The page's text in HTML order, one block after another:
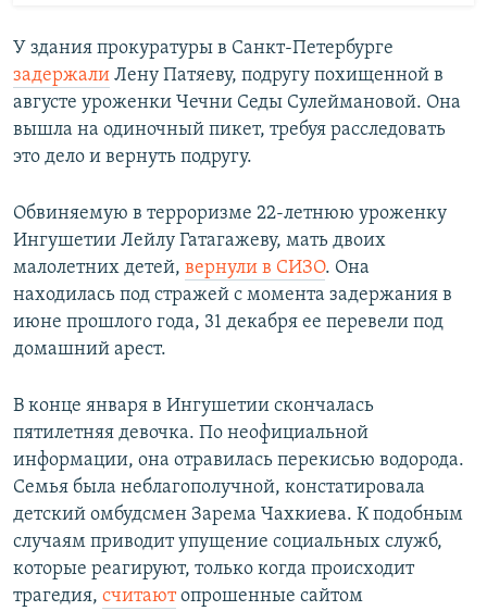
У здания прокуратуры в Санкт-Петербурге
задержали Лену Патяеву, подругу похищенной в
августе уроженки Чечни Седы Сулеймановой. Она
вышла на одиночный пикет, требуя расследовать
это дело и вернуть подругу.
Обвиняемую в терроризме 22-летнюю уроженку
Ингушетии Лейлу Гатагажеву, мать двоих
малолетних детей, вернули в СИЗО. Она
находилась под стражей с момента задержания в
июне прошлого года, 31 декабря ее перевели под
домашний арест.
В конце января в Ингушетии скончалась
пятилетняя девочка. По неофициальной
информации, она отравилась перекисью водорода.
Семья была неблагополучной, констатировала
детский омбудсмен Зарема Чахкиева. К подобным
случаям приводит упущение социальных служб,
которые реагируют, только когда происходит
трагедия, считаютопрошенные сайтом